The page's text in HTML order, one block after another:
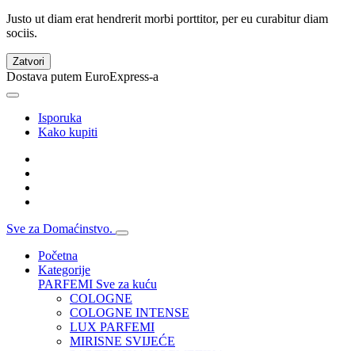
Justo ut diam erat hendrerit morbi porttitor, per eu curabitur diam
sociis.
Zatvori
Dostava putem EuroExpress-a
Isporuka
Kako kupiti
Sve za Domaćinstvo.
Početna
Kategorije
PARFEMI Sve za kuću
COLOGNE
COLOGNE INTENSE
LUX PARFEMI
MIRISNE SVIJEĆE